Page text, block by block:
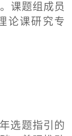
课题组成员
论课研究专
选题指引的